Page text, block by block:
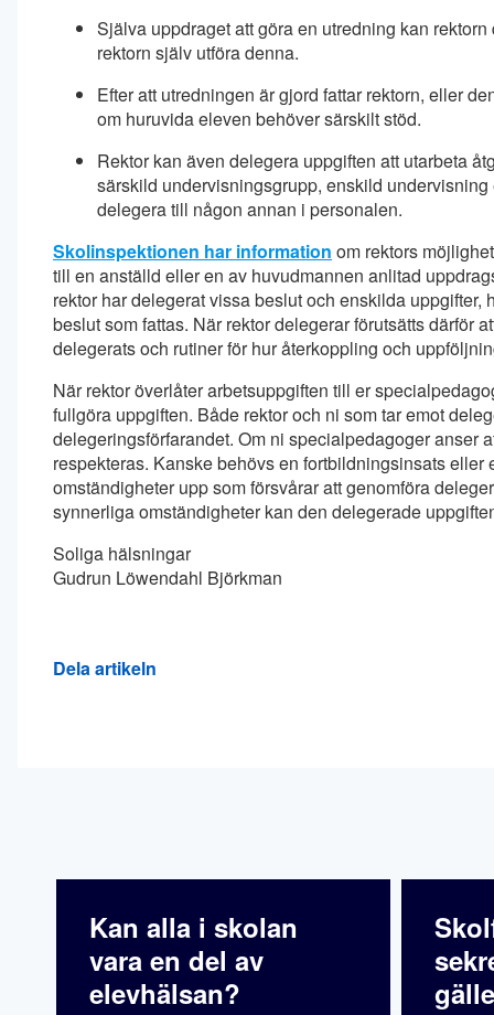
Själva uppdraget att göra en utredning kan
rektorn själv utföra denna.
Efter att utredningen är gjord fattar rektorn, eller
om huruvida eleven behöver särskilt stöd.
Rektor kan även delegera uppgiften att utarbeta
särskild undervisningsgrupp, enskild
delegera till någon annan i personalen.
Skolinspektionen har information om rektors
till en anställd eller en av huvudmannen anlitad
rektor har delegerat vissa beslut och enskilda
beslut som fattas. När rektor delegerar förutsätts därför
delegerats och rutiner för hur återkoppling och
När rektor överlåter arbetsuppgiften till er
fullgöra uppgiften. Både rektor och ni som tar emot
delegeringsförfarandet. Om ni specialpedagoger anser
respekteras. Kanske behövs en fortbildningsinsats
omständigheter upp som försvårar att genomföra
synnerliga omständigheter kan den delegerade
Soliga hälsningar
Gudrun Löwendahl Björkman
Dela artikeln
Kan alla i skolan
vara en del av
elevhälsan?